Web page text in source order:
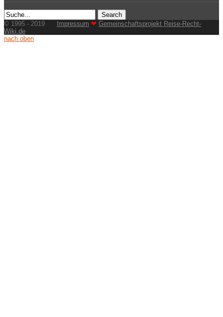
© 1995 - 2019 Impressum ❤ Gemeinschaftsprojekt Reise-Recht-
Wiki.de
nach oben